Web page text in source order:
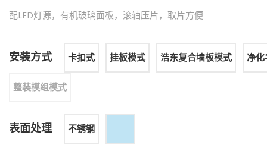
配LED灯源，有机玻璃面板，滚轴压片，取片方便
安装方式 卡扣式 挂板模式 浩东复合墙板模式 净化
整装模组模式
表面处理 不锈钢